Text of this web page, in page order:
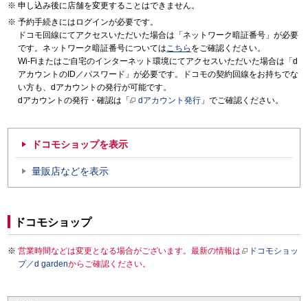
申し込み後に店舗を変更することはできません。
予約手続きにはログインが必要です。
ドコモ回線にてアクセスいただいた場合は「ネットワーク暗証番号」が必要
です。ネットワーク暗証番号についてはこちら をご確認ください。
Wi-Fiまたはご自宅のインターネット環境にてアクセスいただいた場合は「d
アカウントのID／パスワード」が必要です。ドコモの契約回線をお持ちでな
い方も、dアカウントの発行が可能です。
dアカウントの発行・確認は「
dアカウント発行 」でご確認ください。
ドコモショップを表示
量販店などを表示
ドコモショップ
営業時間などは変更となる場合がございます。最新の情報は
ドコモショッ
プ／d gardenからご確認ください。